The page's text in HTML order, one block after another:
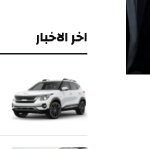
اخر الاخبار